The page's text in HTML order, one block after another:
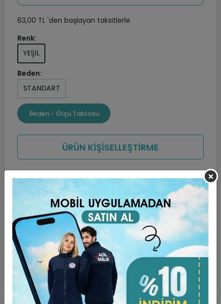
63,00 TL 'den başlayan taksitlerle
Renk:
YEŞİL
Beden:
STANDART
Beden - Ölçü Tablosu
ÜRÜN KİŞİSELLEŞTİRME
Sepete
Hemen Al
Favorilerime ekle
Hızlı Gönderi Güvenli Alışveriş İade ve Değişim